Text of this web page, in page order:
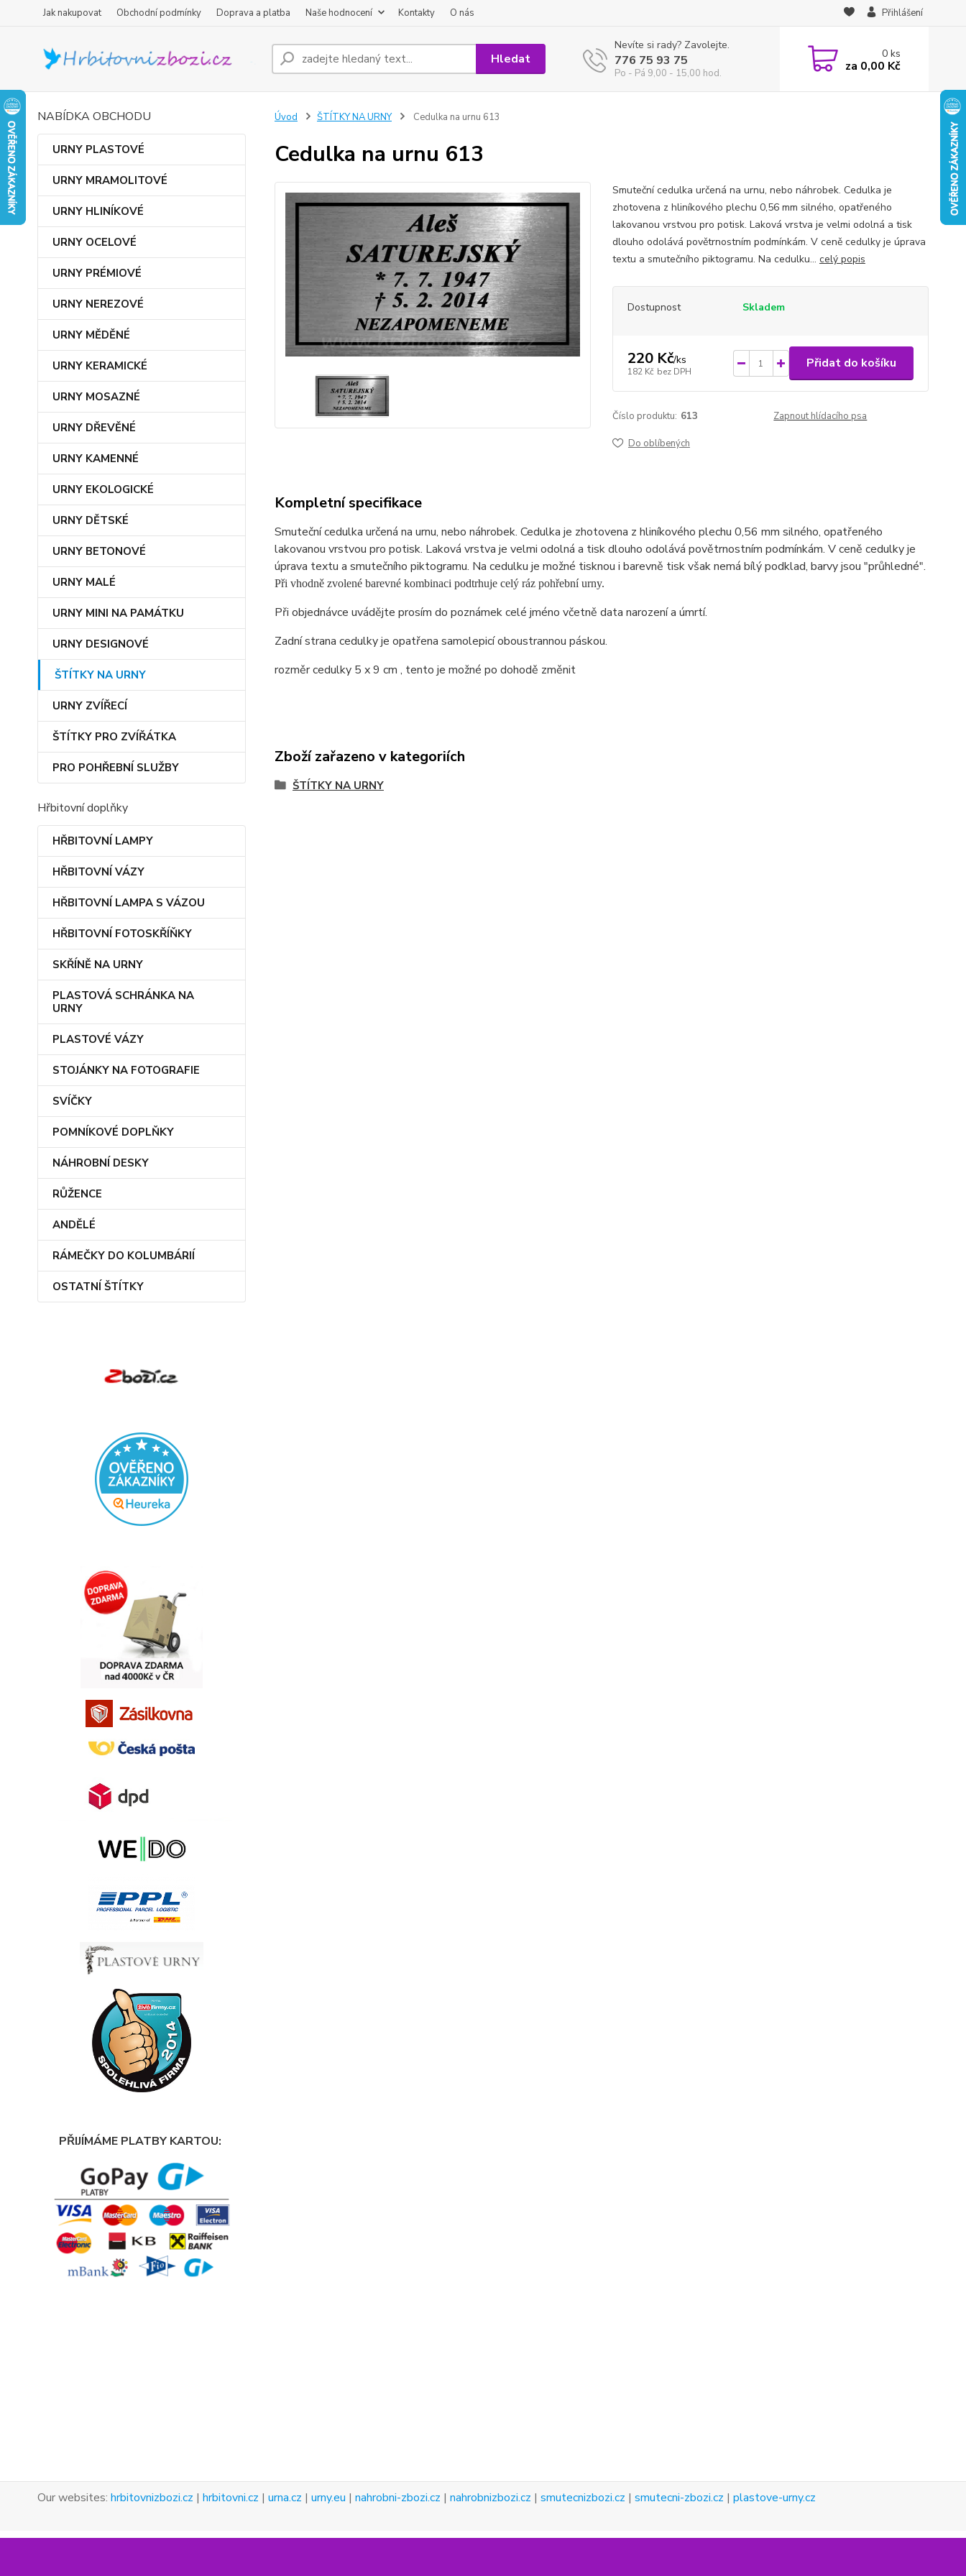
Jak nakupovat Obchodní podmínky Doprava a platba Naše hodnocení Kontakty O nás Přihlášení
Hledat
Nevíte si rady? Zavolejte.
776 75 93 75
Po - Pá 9,00 - 15,00 hod.
0ks
za 0,00 Kč
NABÍDKA OBCHODU
URNY PLASTOVÉ
URNY MRAMOLITOVÉ
URNY HLINÍKOVÉ
URNY OCELOVÉ
URNY PRÉMIOVÉ
URNY NEREZOVÉ
URNY MĚDĚNÉ
URNY KERAMICKÉ
URNY MOSAZNÉ
URNY DŘEVĚNÉ
URNY KAMENNÉ
URNY EKOLOGICKÉ
URNY DĚTSKÉ
URNY BETONOVÉ
URNY MALÉ
URNY MINI NA PAMÁTKU
URNY DESIGNOVÉ
ŠTÍTKY NA URNY
URNY ZVÍŘECÍ
ŠTÍTKY PRO ZVÍŘÁTKA
PRO POHŘEBNÍ SLUŽBY
Hřbitovní doplňky
HŘBITOVNÍ LAMPY
HŘBITOVNÍ VÁZY
HŘBITOVNÍ LAMPA S VÁZOU
HŘBITOVNÍ FOTOSKŘÍŇKY
SKŘÍNĚ NA URNY
PLASTOVÁ SCHRÁNKA NA
URNY
PLASTOVÉ VÁZY
STOJÁNKY NA FOTOGRAFIE
SVÍČKY
POMNÍKOVÉ DOPLŇKY
NÁHROBNÍ DESKY
RŮŽENCE
ANDĚLÉ
RÁMEČKY DO KOLUMBÁRIÍ
OSTATNÍ ŠTÍTKY
PŘIJÍMÁME PLATBY KARTOU:
Úvod ŠTÍTKY NA URNY Cedulka na urnu 613
Cedulka na urnu 613
Smuteční cedulka určená na urnu, nebo náhrobek. Cedulka je
zhotovena z hliníkového plechu 0,56 mm silného, opatřeného
lakovanou vrstvou pro potisk. Laková vrstva je velmi odolná a tisk
dlouho odolává povětrnostním podmínkám. V ceně cedulky je úprava
textu a smutečního piktogramu. Na cedulku... celý popis
Dostupnost Skladem
220 Kč/ks
182 Kč bez DPH
Přidat do košíku
Číslo produktu: 613 Zapnout hlídacího psa
Do oblíbených
Kompletní specifikace
Smuteční cedulka určená na urnu, nebo náhrobek. Cedulka je zhotovena z hliníkového plechu 0,56 mm silného, opatřeného
lakovanou vrstvou pro potisk. Laková vrstva je velmi odolná a tisk dlouho odolává povětrnostním podmínkám. V ceně cedulky je
úprava textu a smutečního piktogramu. Na cedulku je možné tisknou i barevně tisk však nemá bílý podklad, barvy jsou "průhledné".
Při vhodně zvolené barevné kombinaci podtrhuje celý ráz pohřební urny.
Při objednávce uvádějte prosím do poznámek celé jméno včetně data narození a úmrtí.
Zadní strana cedulky je opatřena samolepicí oboustrannou páskou.
rozměr cedulky 5 x 9 cm , tento je možné po dohodě změnit
Zboží zařazeno v kategoriích
ŠTÍTKY NA URNY
Our websites: hrbitovnizbozi.cz | hrbitovni.cz | urna.cz | urny.eu | nahrobni-zbozi.cz | nahrobnizbozi.cz | smutecnizbozi.cz | smutecni-zbozi.cz | plastove-urny.cz